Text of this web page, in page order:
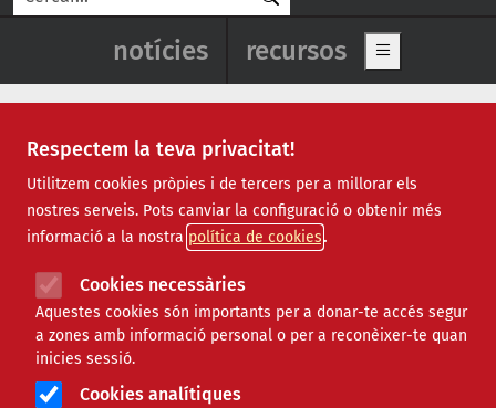
Respectem la teva privacitat!
Utilitzem cookies pròpies i de tercers per a millorar els
nostres serveis. Pots canviar la configuració o obtenir més
informació a la nostra política de cookies
Cookies necessàries
Aquestes cookies són importants per a donar-te accés segur
a zones amb informació personal o per a reconèixer-te quan
inicies sessió.
Cookies analítiques
Navegació principal de
notícies recursos Show main
Fundació Habitatge Social